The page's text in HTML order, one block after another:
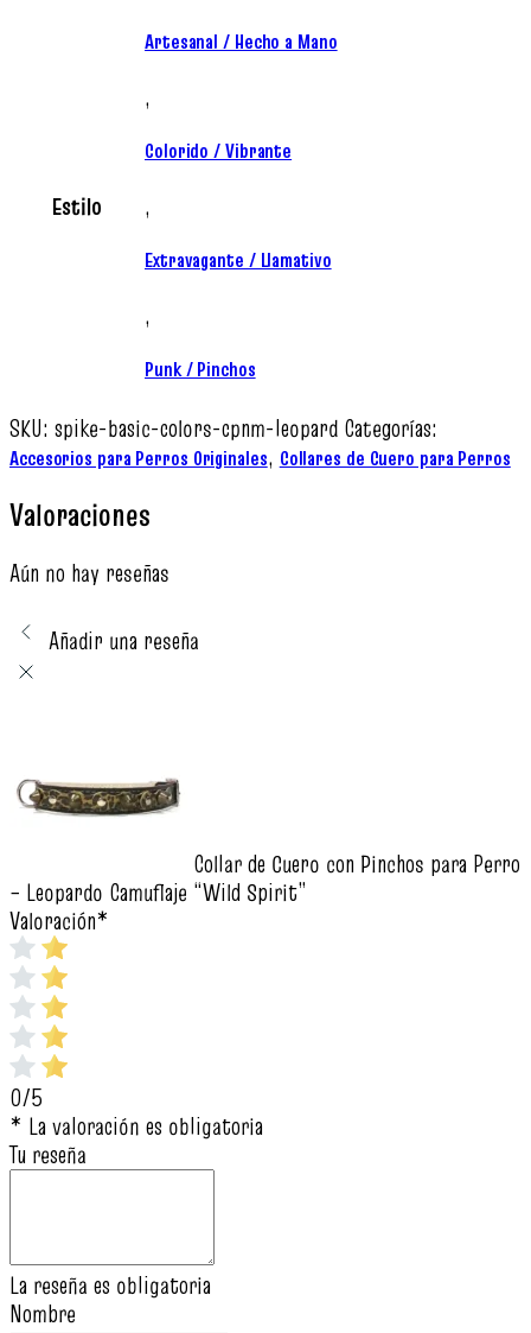
Estilo
Artesanal / Hecho a Mano
,
Colorido / Vibrante
,
Extravagante / Llamativo
,
Punk / Pinchos
SKU: spike-basic-colors-cpnm-leopard Categorías:
Accesorios para Perros Originales, Collares de Cuero para Perros
Valoraciones
Aún no hay reseñas
Añadir una reseña
Collar de Cuero con Pinchos para Perro
– Leopardo Camuflaje “Wild Spirit”
Valoración*
0/5
* La valoración es obligatoria
Tu reseña
La reseña es obligatoria
Nombre